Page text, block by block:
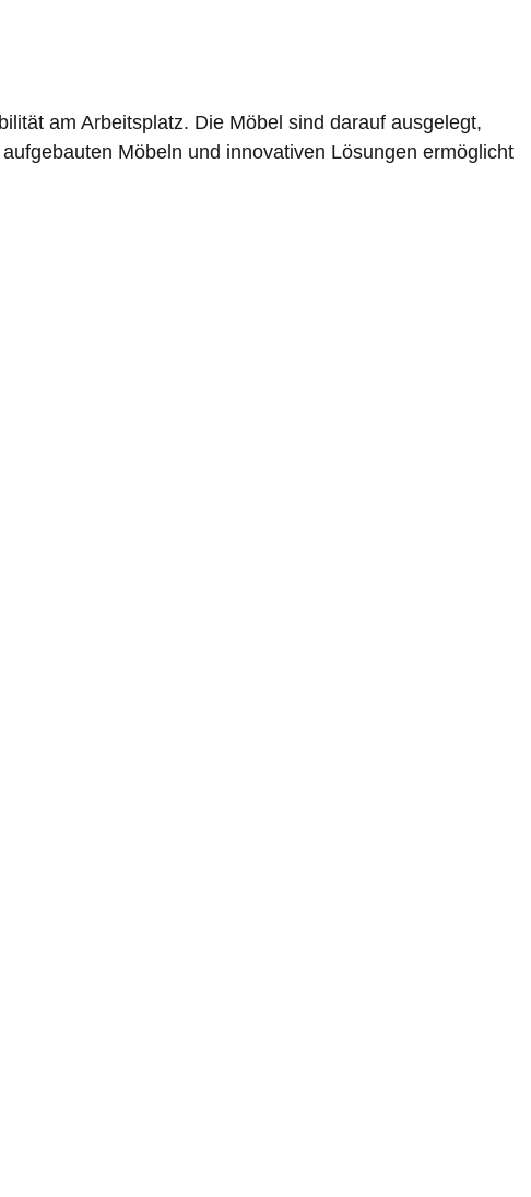
am Arbeitsplatz. Die Möbel sind darauf ausgelegt,
Möbeln und innovativen Lösungen ermöglicht